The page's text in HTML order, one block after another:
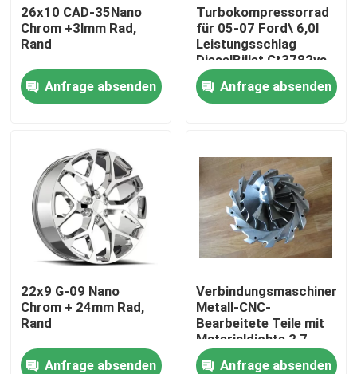
Zu Hause
Produkte
Über uns
Werksbesichtigung
Qualitätskontrolle
26x10 CAD-35Nano
Chrom +3lmm Rad,
Rand
Anfrage absenden
Turbokompressorrad
für 05-07 Ford\ 6,0l
Leistungsschlag
DieselBillet Gt3782va
Anfrage absenden
22x9 G-09 Nano
Chrom + 24mm Rad,
Rand
Anfrage absenden
Metall-CNC-
Bearbeitete Teile mit
Materialdichte 2,7
G/cm3
Anfrage absenden